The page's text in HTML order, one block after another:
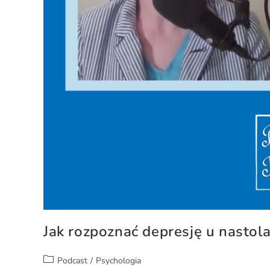
Jak rozpoznać depresję u
Podcast / Psychologia